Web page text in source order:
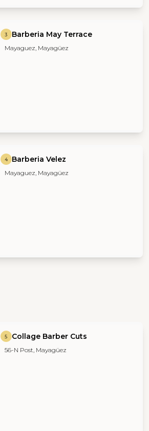
3 Barberia May Terrace
Mayaguez, Mayagüez
4 Barberia Velez
Mayaguez, Mayagüez
5 Collage Barber Cuts
56-N Post, Mayagüez